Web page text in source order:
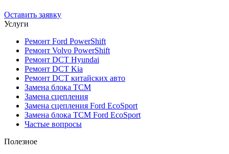
Оставить заявку
Услуги
Ремонт Ford PowerShift
Ремонт Volvo PowerShift
Ремонт DCT Hyundai
Ремонт DCT Kia
Ремонт DCT китайских авто
Замена блока TCM
Замена сцепления
Замена сцепления Ford EcoSport
Замена блока TCM Ford EcoSport
Частые вопросы
Полезное